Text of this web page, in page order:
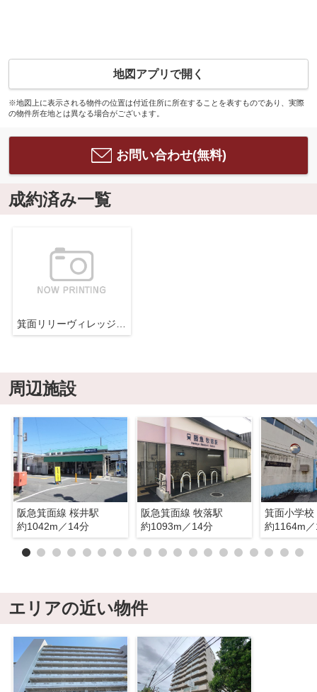
地図アプリで開く
※地図上に表示される物件の位置は付近住所に所在することを表すものであり、実際
の物件所在地とは異なる場合がございます。
お問い合わせ(無料)
成約済み一覧
周辺施設
阪急箕面線 桜井駅
約1042m／14分
阪急箕面線 牧落駅
約1093m／14分
箕面小学校
約1164m
エリアの近い物件